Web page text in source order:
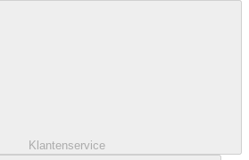
Klantenservice